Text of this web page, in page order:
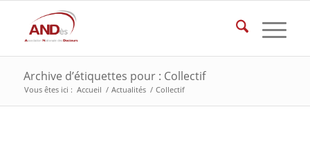
Archive d’étiquettes pour : Collectif
Vous êtes ici : Accueil / Actualités / Collectif